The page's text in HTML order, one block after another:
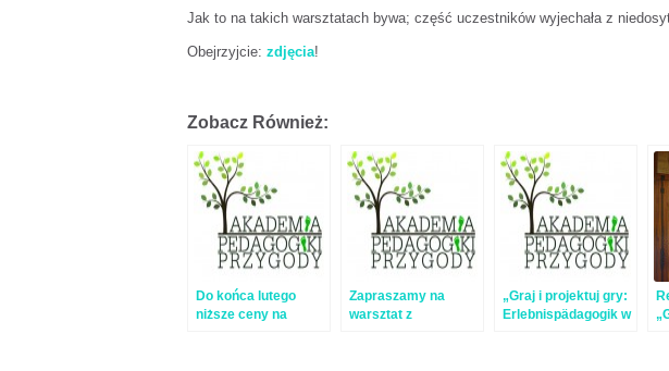
Jak to na takich warsztatach bywa; część uczestników wyjechała z
Obejrzyjcie: zdjęcia!
Zobacz Również:
Do końca lutego
niższe ceny na
Zapraszamy na
warsztat z
„Graj i projektuj gry:
Erlebnispädagogik w